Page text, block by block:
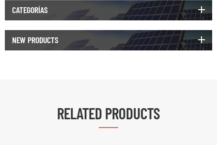
CATEGORÍAS
NEW PRODUCTS
RELATED PRODUCTS